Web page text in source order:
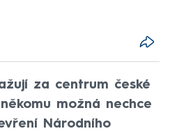
za centrum české
možná nechce
Národního